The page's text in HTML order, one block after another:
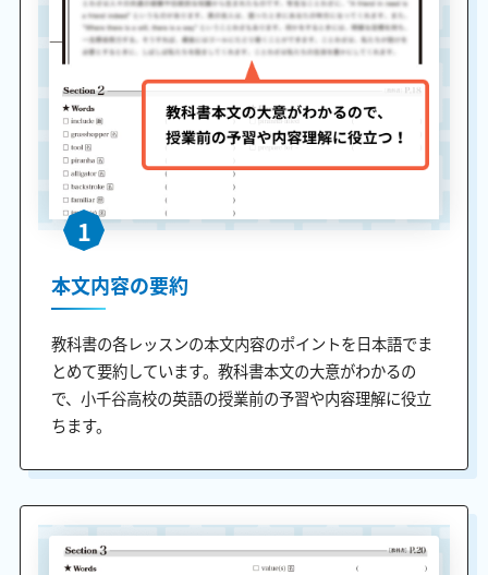
1
本文内容の要約
教科書の各レッスンの本文内容のポイントを日本語でま
とめて要約しています。教科書本文の大意がわかるの
で、小千谷高校の英語の授業前の予習や内容理解に役立
ちます。